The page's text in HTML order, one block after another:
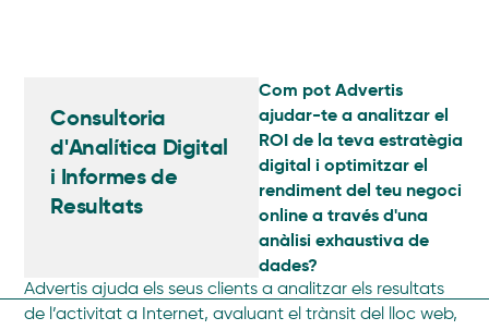
Com pot Advertis
ajudar-te a analitzar el
ROI de la teva estratègia
digital i optimitzar el
rendiment del teu negoci
online a través d'una
anàlisi exhaustiva de
dades?
Consultoria
d'Analítica Digital
i Informes de
Resultats
Advertis ajuda els seus clients a analitzar els resultats
de l’activitat a Internet, avaluant el trànsit del lloc web,